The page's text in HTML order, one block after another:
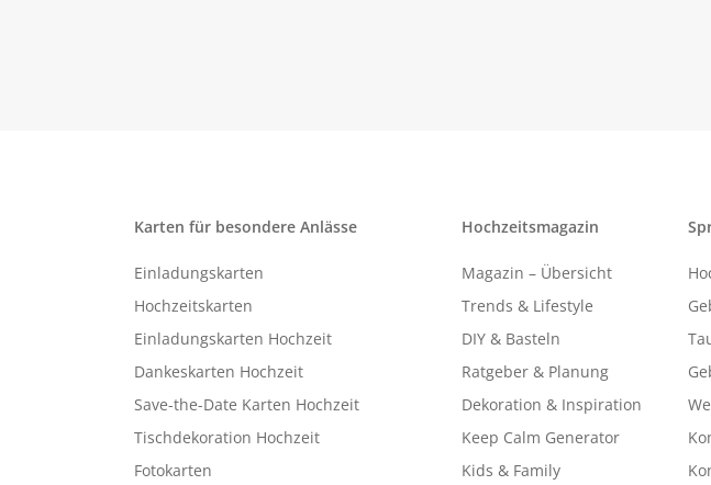
Karten für besondere Anlässe
Einladungskarten
Hochzeitskarten
Einladungskarten Hochzeit
Dankeskarten Hochzeit
Save-the-Date Karten Hochzeit
Tischdekoration Hochzeit
Fotokarten
Hochzeitsmagazin
Magazin – Übersicht
Trends & Lifestyle
DIY & Basteln
Ratgeber & Planung
Dekoration & Inspiration
Keep Calm Generator
Kids & Family